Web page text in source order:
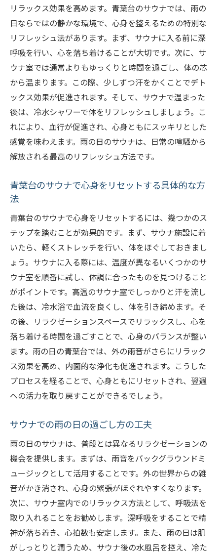
リラックス効果を高めます。青葉台のサウナでは、雨の
日ならではの静かな環境で、心身を整えるための特別な
リフレッシュ法があります。まず、サウナに入る前に深
呼吸を行い、心を落ち着けることが大切です。次に、サ
ウナ室では通常よりもゆっくりと時間を過ごし、体の芯
から温まります。この際、少しずつ汗をかくことでデト
ックス効果が促進されます。そして、サウナで温まった
後は、冷水シャワーで体をリフレッシュしましょう。こ
れにより、血行が促進され、心身ともにスッキリとした
感覚を味わえます。雨の日のサウナは、日常の喧騒から
解放される最高のリフレッシュ方法です。
青葉台のサウナで心身をリセットする具体的な方
法
青葉台のサウナで心身をリセットするには、幾つかのス
テップを踏むことが効果的です。まず、サウナ施設に着
いたら、軽くストレッチを行い、体をほぐしておきまし
ょう。サウナに入る際には、温度が異なるいくつかのサ
ウナ室を順番に試し、体調に合ったものを見つけること
がポイントです。高温のサウナ室でしっかりと汗を流し
た後は、冷水浴で血流を良くし、体を引き締めます。そ
の後、リラクゼーションスペースでリラックスし、心を
落ち着ける時間を過ごすことで、心身のバランスが整い
ます。雨の日の青葉台では、外の雨音がさらにリラック
ス効果を高め、内面的な浄化も促進されます。こうした
プロセスを経ることで、心身ともにリセットされ、翌週
への活力を取り戻すことができるでしょう。
サウナでの雨の日の過ごし方の工夫
雨の日のサウナは、普段とは異なるリラクゼーションの
機会を提供します。まずは、雨音をバックグラウンドミ
ュージックとして活用することです。外の世界からの雑
音がかき消され、心身の緊張がほぐれやすくなります。
次に、サウナ室内でのリラックス方法として、呼吸法を
取り入れることをお勧めします。深呼吸をすることで精
神が落ち着き、心拍数も安定します。また、雨の日は肌
がしっとりと潤うため、サウナ後の水風呂を控え、冷た